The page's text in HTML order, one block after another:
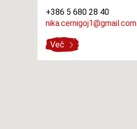
+386 5 680 28 40
nika.cernigoj1@gmail.com
Več